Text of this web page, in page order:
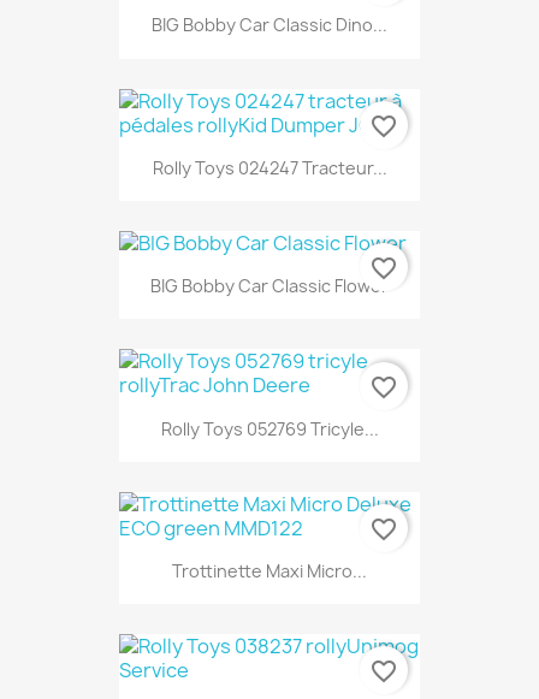
BIG Bobby Car Classic Dino...
Rolly Toys 024247 Tracteur...
favorite_border
BIG Bobby Car Classic Flower
favorite_border
Rolly Toys 052769 Tricyle...
favorite_border
Trottinette Maxi Micro...
favorite_border
favorite_border